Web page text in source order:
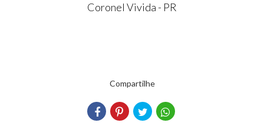
Coronel Vivida - PR
Compartilhe